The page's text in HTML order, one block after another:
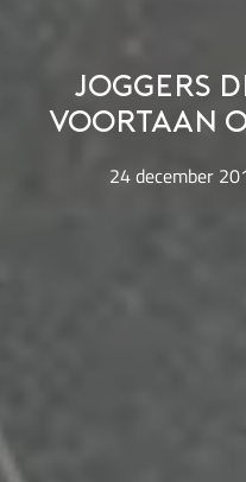
Joggers
voortaan
24 december